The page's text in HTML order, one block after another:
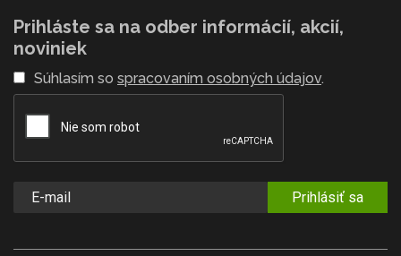
Prihláste sa na odber informácií, akcií,
noviniek
Súhlasím so spracovaním osobných údajov.
Prihlásiť sa